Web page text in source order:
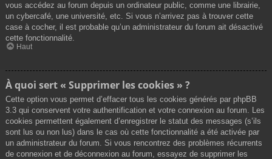
vous accédez au forum depuis un ordinateur public, comme une librairie,
un cybercafé, une université, etc. Si vous n’arrivez pas à trouver cette
case à cocher, il est probable qu’un administrateur du forum ait désactivé
cette fonctionnalité.
Haut
À quoi sert « Supprimer les cookies » ?
Cette option vous permet d’effacer tous les cookies générés par phpBB
3.3 qui conservent votre authentification et votre connexion au forum. Les
cookies permettent également d’enregistrer le statut des messages (s’ils
sont lus ou non lus) dans le cas où cette fonctionnalité a été activée par
un administrateur du forum. Si vous rencontrez des problèmes récurrents
de connexion et de déconnexion au forum, essayez de supprimer les